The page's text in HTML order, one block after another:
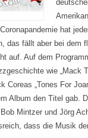
hat
das fällt aber bei dem
auf. Auf dem
wie „Mack
Coreas „Tones For
Album den Titel gab.
Mintzer und Jörg
dass die Musik